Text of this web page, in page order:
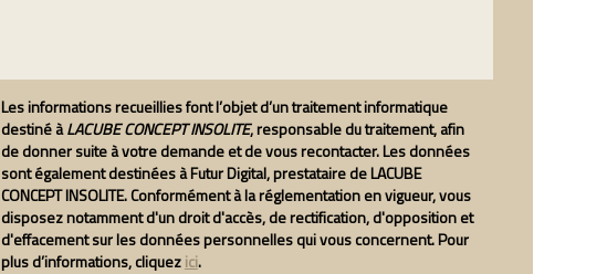
Les informations recueillies font l’objet d’un traitement informatique
destiné àLACUBE CONCEPT INSOLITE, responsable du traitement, afin
de donner suite à votre demande et de vous recontacter. Les données
sont également destinées à Futur Digital, prestataire de LACUBE
CONCEPT INSOLITE. Conformément à la réglementation en vigueur, vous
disposez notamment d'un droit d'accès, de rectification, d'opposition et
d'effacement sur les données personnelles qui vous concernent. Pour
plus d’informations, cliquezici.